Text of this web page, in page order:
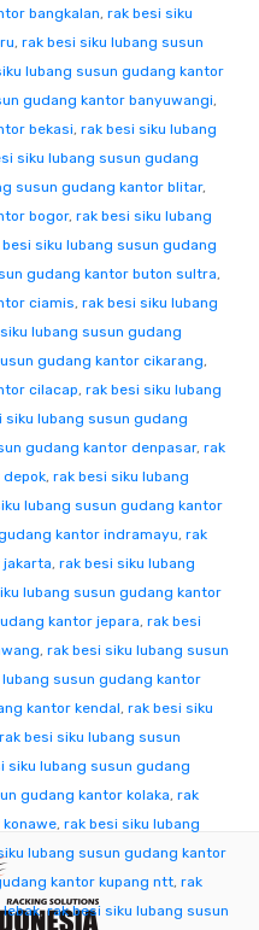
bangkalan, rak besi siku
, rak besi siku lubang susun
lubang susun gudang kantor
gudang kantor banyuwangi,
bekasi, rak besi siku lubang
siku lubang susun gudang
susun gudang kantor blitar,
bogor, rak besi siku lubang
besi siku lubang susun gudang
gudang kantor buton sultra,
ciamis, rak besi siku lubang
lubang susun gudang
gudang kantor cikarang,
cilacap, rak besi siku lubang
siku lubang susun gudang
gudang kantor denpasar, rak
depok, rak besi siku lubang
lubang susun gudang kantor
kantor indramayu, rak
jakarta, rak besi siku lubang
lubang susun gudang kantor
kantor jepara, rak besi
, rak besi siku lubang susun
susun gudang kantor
kantor kendal, rak besi siku
rak besi siku lubang susun
siku lubang susun gudang
gudang kantor kolaka, rak
, rak besi siku lubang
lubang susun gudang kantor
kantor kupang ntt, rak
,rak besi siku lubang susun